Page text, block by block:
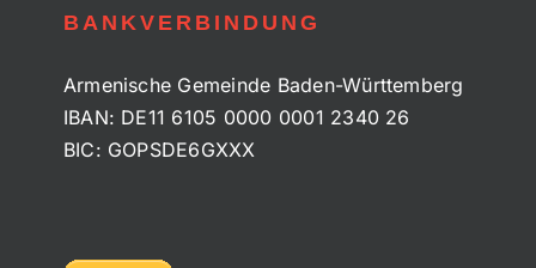
BANKVERBINDUNG
Armenische Gemeinde Baden-Württemberg
IBAN: DE11 6105 0000 0001 2340 26
BIC: GOPSDE6GXXX